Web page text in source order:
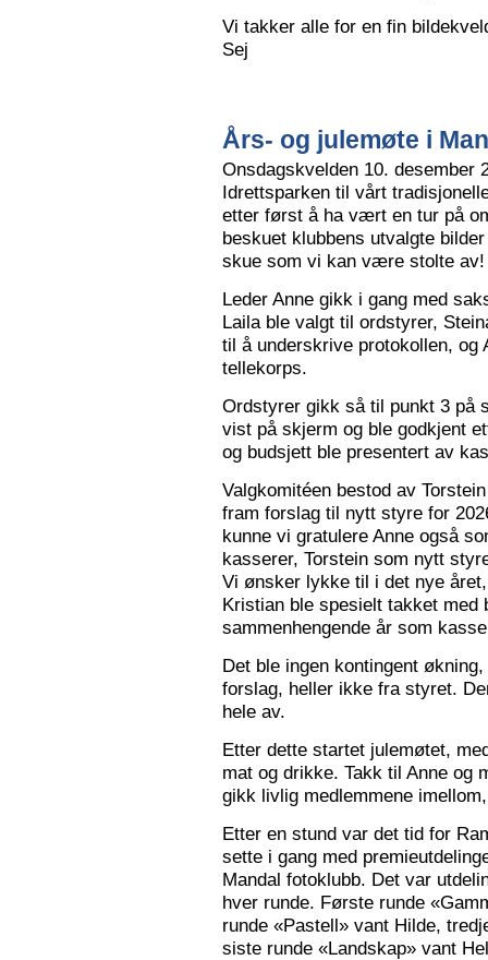
Vi takker alle for en fin
Sej
Års- og julemøte i
Onsdagskvelden 10. desember
Idrettsparken til vårt
etter først å ha vært en tur på
beskuet klubbens utvalgte
skue som vi kan være stolte av!
Leder Anne gikk i gang med
Laila ble valgt til ordstyrer,
til å underskrive protokollen, og
tellekorps.
Ordstyrer gikk så til punkt 3 på
vist på skjerm og ble godkjent
og budsjett ble presentert av
Valgkomitéen bestod av
fram forslag til nytt styre for
kunne vi gratulere Anne også
kasserer, Torstein som nytt
Vi ønsker lykke til i det nye
Kristian ble spesielt takket med
sammenhengende år som
Det ble ingen kontingent
forslag, heller ikke fra styret.
hele av.
Etter dette startet julemøtet,
mat og drikke. Takk til Anne og
gikk livlig medlemmene
Etter en stund var det tid for
sette i gang med
Mandal fotoklubb. Det var
hver runde. Første runde
runde «Pastell» vant Hilde,
siste runde «Landskap» vant